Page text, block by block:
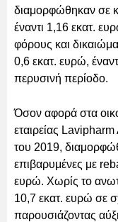
διαμορφώθηκαν σε
έναντι 1,16 εκατ.
φόρους και
0,6 εκατ. ευρώ,
περυσινή περίοδο.
Όσον αφορά στα
εταιρείας
του 2019,
επιβαρυμένες με
ευρώ. Χωρίς το
10,7 εκατ. ευρώ σε
παρουσιάζοντας